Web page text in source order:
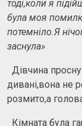
тоді,коли я
була моя
потемніло.Я
заснула»
Дівчина
дивані,вона не
розмито,а
Кімната була